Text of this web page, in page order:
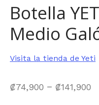
Botella
Medio
Visita la tienda de Yeti
₡74,900 – ₡141,900